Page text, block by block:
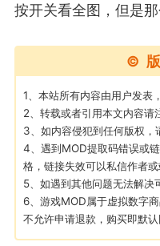
我的钱包 道
MOD下载 攻略
按开关看全图，但是那
©
1、本站所有内容由用户发表
2、转载或者引用本文内容请
3、如内容侵犯到任何版权，
4、遇到MOD提取码错误或
格，链接失效可以私信作者或
5、如遇到其他问题无法解决
6、游戏MOD属于虚拟数字
不允许申请退款，购买即默认